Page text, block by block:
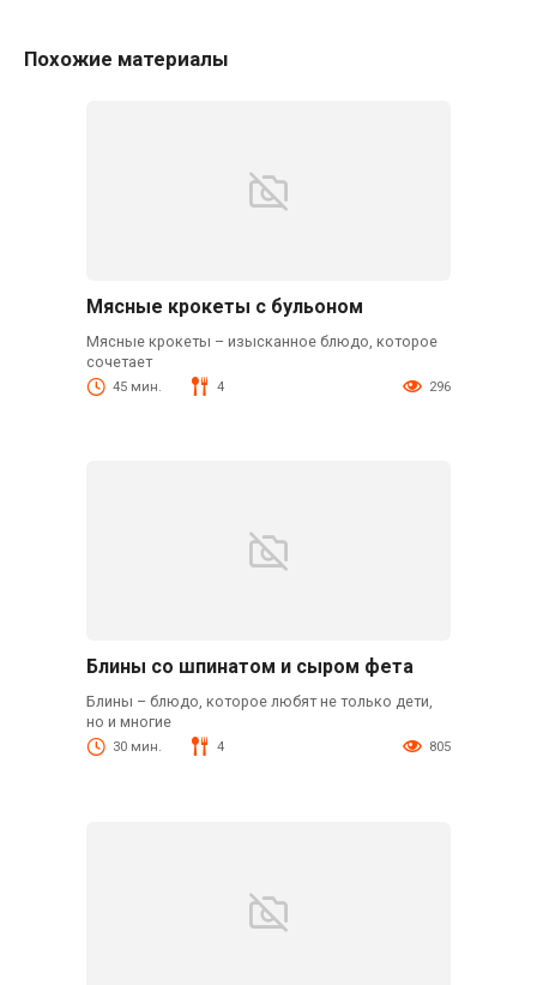
Похожие материалы
Мясные крокеты с бульоном
Мясные крокеты – изысканное блюдо, которое
сочетает
45 мин. 4 296
Блины со шпинатом и сыром фета
Блины – блюдо, которое любят не только дети,
но и многие
30 мин. 4 805